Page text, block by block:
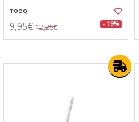
TOOQ
9,95€ 12,26€ - 19%